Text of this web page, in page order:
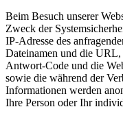
Beim Besuch unserer
Zweck der
IP-Adresse des
Dateinamen und die
Antwort-Code und die
sowie die während der
Informationen werden
Ihre Person oder Ihr